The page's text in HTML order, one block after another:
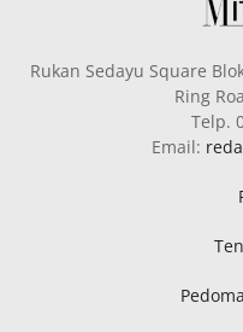
Rukan Sedayu Square
Ring
Telp.
Email: